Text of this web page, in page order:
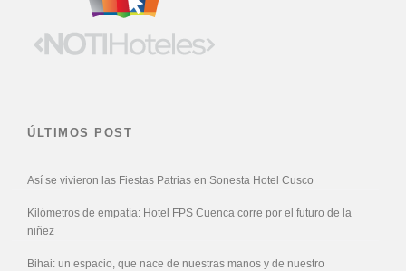
ÚLTIMOS POST
Así se vivieron las Fiestas Patrias en Sonesta Hotel Cusco
Kilómetros de empatía: Hotel FPS Cuenca corre por el futuro de la
niñez
Bihai: un espacio, que nace de nuestras manos y de nuestro